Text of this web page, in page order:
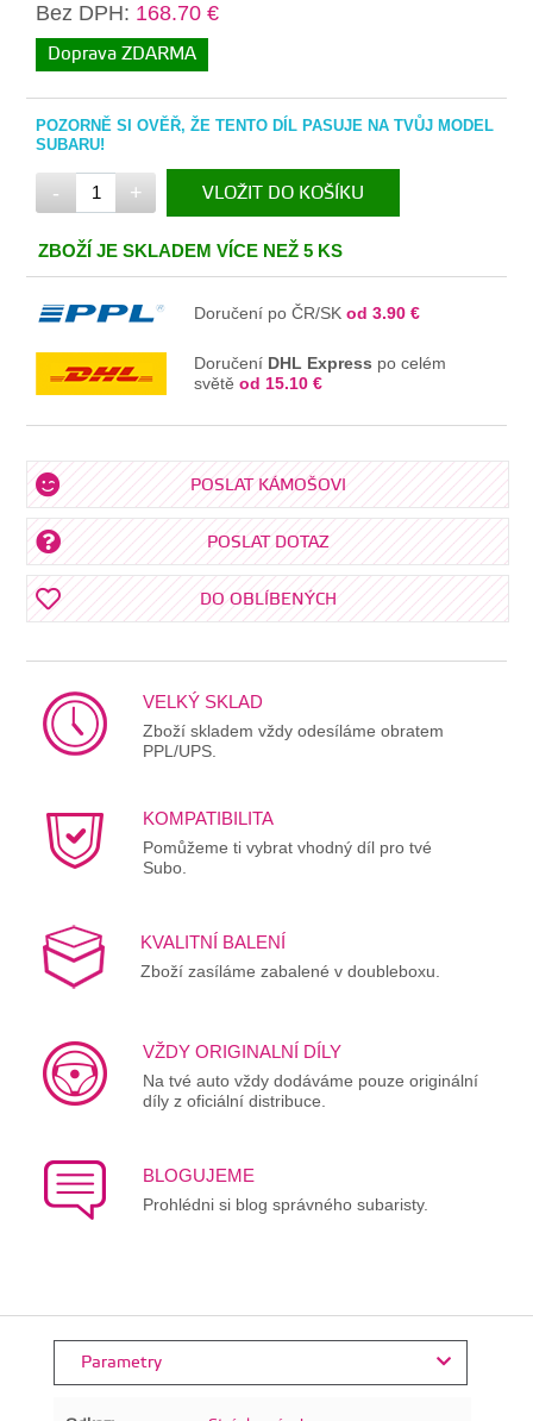
Bez DPH: 168.70 €
Doprava ZDARMA
POZORNĚ SI OVĚŘ, ŽE TENTO DÍL PASUJE NA TVŮJ MODEL
SUBARU!
- + VLOŽIT DO KOŠÍKU
V KOŠÍKU
ZBOŽÍ JE SKLADEM VÍCE NEŽ 5 KS
Doručení po ČR/SKod 3.90 €
Doručení DHL Express po celém
světěod 15.10 €
POSLAT KÁMOŠOVI
POSLAT DOTAZ
DO OBLÍBENÝCH
VELKÝ SKLAD
Zboží skladem vždy odesíláme obratem
PPL/UPS.
KOMPATIBILITA
Pomůžeme ti vybrat vhodný díl pro tvé
Subo.
KVALITNÍ BALENÍ
Zboží zasíláme zabalené v doubleboxu.
VŽDY ORIGINALNÍ DÍLY
Na tvé auto vždy dodáváme pouze originální
díly z oficiální distribuce.
BLOGUJEME
Prohlédni si blog správného subaristy.
Parametry